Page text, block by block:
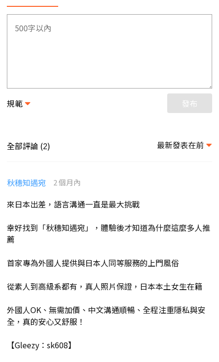
規範 發布
全部評論 (2) 最新發表在前
秋穗知遇宛 2 個月內
來日本出差，語言溝通一直是最大挑戰
幸好找到「秋穗知遇宛」，體驗後才知道為什麼這麼多人推
薦
首家專為外國人提供與日本人同等服務的上門風俗
從素人到高級系都有，真人照片保證，日本本土女生在籍
外國人OK、無需加價、中文溝通順暢、全程注重隱私與安
全，真的安心又舒服！
【Gleezy：sk608】